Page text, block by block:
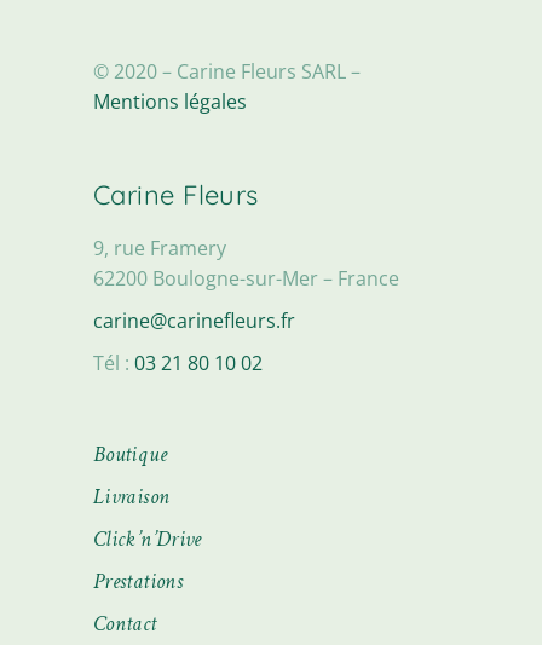
© 2020 – Carine Fleurs SARL –
Mentions légales
Carine Fleurs
9, rue Framery
62200 Boulogne-sur-Mer – France
carine@carinefleurs.fr
Tél :03 21 80 10 02
Boutique
Livraison
Click’n’Drive
Prestations
Contact